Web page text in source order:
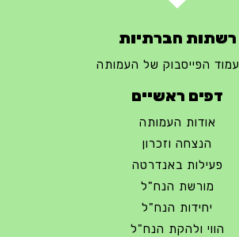
רשתות חברתיות
עמוד הפייסבוק של העמותה
דפים ראשיים
אודות העמותה
הנצחה וזכרון
פעילות באנדרטה
מורשת הנח"ל
יחידות הנח"ל
הווי ולהקת הנח"ל